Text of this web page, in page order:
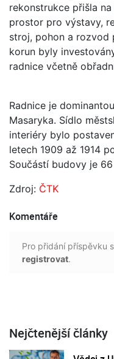
rekonstrukce přišla
prostor pro výstavy,
stroj, pohon a rozvod
korun byly
radnice včetně
Radnice je
Masaryka. Sídlo
interiéry bylo
letech 1909 až 1914
Součástí budovy je
Zdroj: ČTK
Komentáře
Pro přidání příspěvku
registrovat.
Nejčtenější články